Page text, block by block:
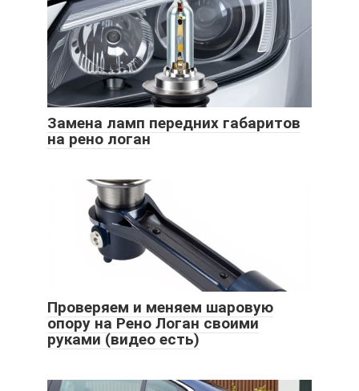
Замена ламп передних габаритов
на рено логан
Проверяем и меняем шаровую
опору на Рено Логан своими
руками (видео есть)